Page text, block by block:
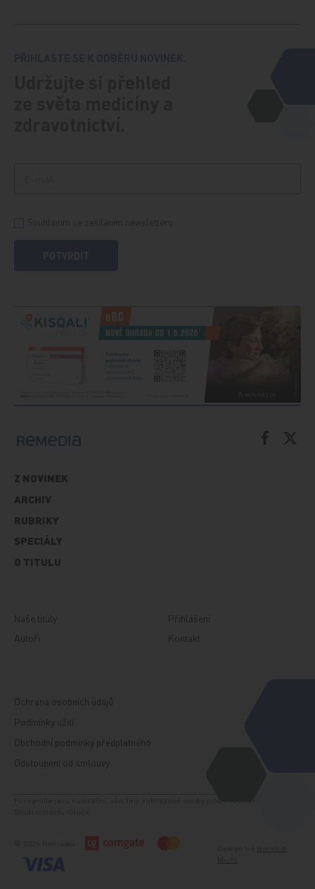
Z NOVINEK
ARCHIV
RUBRIKY
SPECIÁLY
O TITULU
Naše tituly
Autoři
Přihlášení
Kontakt
Ochrana osobních údajů
Podmínky užití
Obchodní podmínky předplatného
Odstoupení od smlouvy